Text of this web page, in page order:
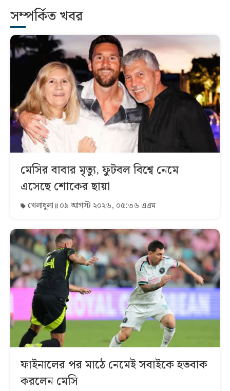
সম্পর্কিত খবর
মেসির বাবার মৃত্যু, ফুটবল বিশ্বে নেমে
এসেছে শোকের ছায়া
খেলাধুলা ০৯ আগস্ট ২০২৬, ০৫:৩৬ এএম
ফাইনালের পর মাঠে নেমেই সবাইকে হতবাক
করলেন মেসি